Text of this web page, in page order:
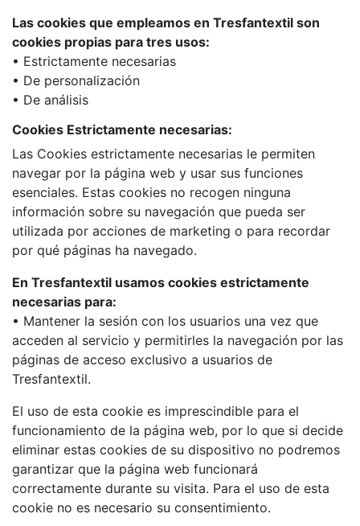
Las cookies que empleamos en Tresfantextil son
cookies propias para tres usos:
• Estrictamente necesarias
• De personalización
• De análisis
Cookies Estrictamente necesarias:
Las Cookies estrictamente necesarias le permiten
navegar por la página web y usar sus funciones
esenciales. Estas cookies no recogen ninguna
información sobre su navegación que pueda ser
utilizada por acciones de marketing o para recordar
por qué páginas ha navegado.
En Tresfantextil usamos cookies estrictamente
necesarias para:
• Mantener la sesión con los usuarios una vez que
acceden al servicio y permitirles la navegación por las
páginas de acceso exclusivo a usuarios de
Tresfantextil.
El uso de esta cookie es imprescindible para el
funcionamiento de la página web, por lo que si decide
eliminar estas cookies de su dispositivo no podremos
garantizar que la página web funcionará
correctamente durante su visita. Para el uso de esta
cookie no es necesario su consentimiento.